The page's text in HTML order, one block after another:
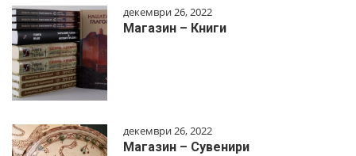
декември 26, 2022
Магазин – Книги
декември 26, 2022
Магазин – Сувенири